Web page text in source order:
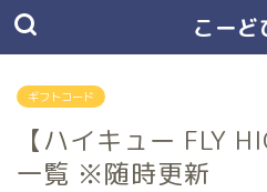
こーど
ギフトコード
【ハイキュー FLY
一覧 ※随時更新